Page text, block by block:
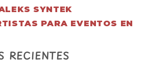
SYNTEK
PARA EVENTOS EN
RECIENTES